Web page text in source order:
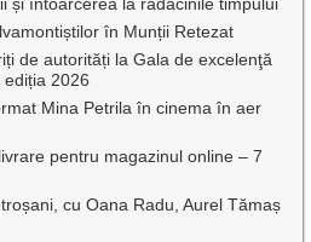
și întoarcerea la rădăcinile timpului
în Munții Retezat
de autorități la Gala de excelenţă
ediția 2026
Mina Petrila în cinema în aer
pentru magazinul online – 7
cu Oana Radu, Aurel Tămaș